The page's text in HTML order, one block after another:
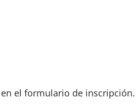
el formulario de inscripción.